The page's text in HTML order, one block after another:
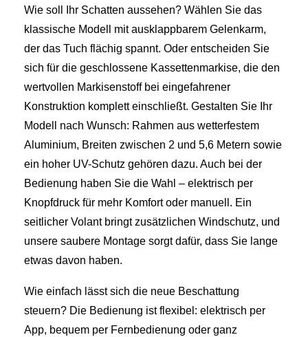
Wie soll Ihr Schatten aussehen? Wählen Sie das
klassische Modell mit ausklappbarem Gelenkarm,
der das Tuch flächig spannt. Oder entscheiden Sie
sich für die geschlossene Kassettenmarkise, die den
wertvollen Markisenstoff bei eingefahrener
Konstruktion komplett einschließt. Gestalten Sie Ihr
Modell nach Wunsch: Rahmen aus wetterfestem
Aluminium, Breiten zwischen 2 und 5,6 Metern sowie
ein hoher UV-Schutz gehören dazu. Auch bei der
Bedienung haben Sie die Wahl – elektrisch per
Knopfdruck für mehr Komfort oder manuell. Ein
seitlicher Volant bringt zusätzlichen Windschutz, und
unsere saubere Montage sorgt dafür, dass Sie lange
etwas davon haben.
Wie einfach lässt sich die neue Beschattung
steuern? Die Bedienung ist flexibel: elektrisch per
App, bequem per Fernbedienung oder ganz